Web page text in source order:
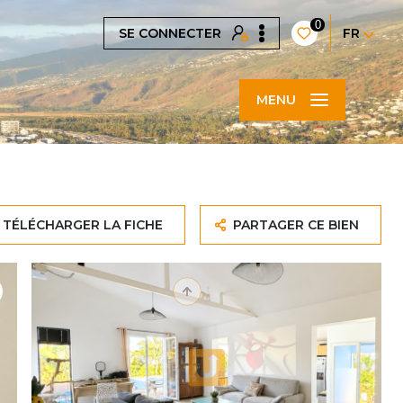
SE CONNECTER
0
FR
MENU
TÉLÉCHARGER LA FICHE PARTAGER CE BIEN